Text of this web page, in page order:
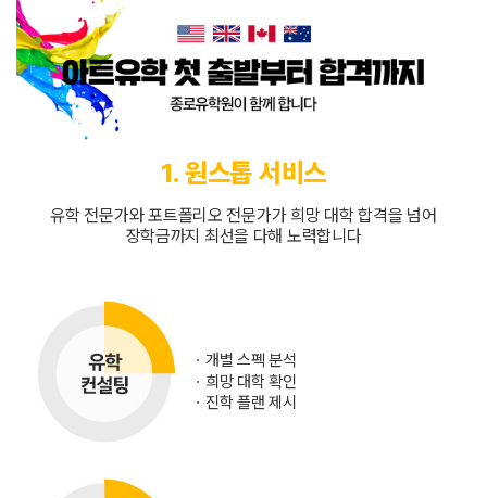
1. 원스톱 서비스
유학 전문가와 포트폴리오 전문가가 희망 대학 합격을 넘어
장학금까지 최선을 다해 노력합니다
ㆍ개별 스펙 분석
ㆍ 희망 대학 확인
ㆍ 진학 플랜 제시